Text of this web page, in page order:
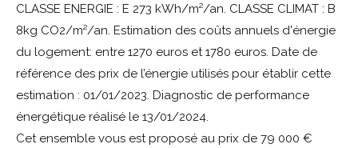
CLASSE ENERGIE : E 273 kWh/m²/an. CLASSE CLIMAT : B
8kg CO2/m²/an. Estimation des coûts annuels d'énergie
du logement: entre 1270 euros et 1780 euros. Date de
référence des prix de l’énergie utilisés pour établir cette
estimation : 01/01/2023. Diagnostic de performance
énergétique réalisé le 13/01/2024.
Cet ensemble vous est proposé au prix de 79 000 €